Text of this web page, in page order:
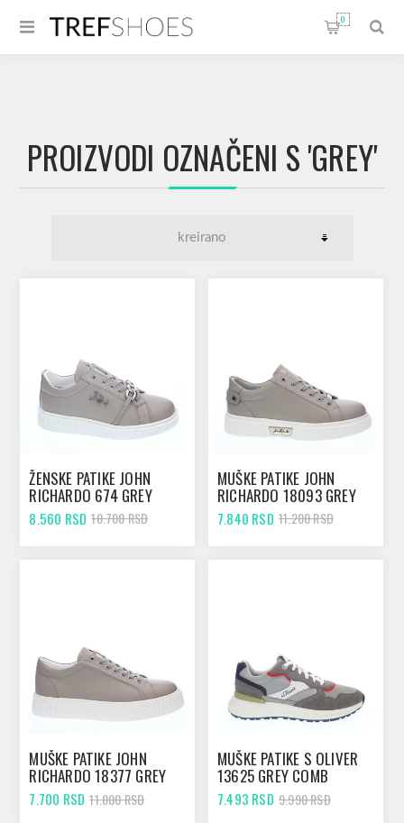
0
PROIZVODI OZNAČENI S 'GREY'
ŽENSKE PATIKE JOHN
RICHARDO 674 GREY
8.560 RSD 10.700 RSD
MUŠKE PATIKE JOHN
RICHARDO 18093 GREY
7.840 RSD 11.200 RSD
MUŠKE PATIKE JOHN
RICHARDO 18377 GREY
7.700 RSD 11.000 RSD
MUŠKE PATIKE S OLIVER
13625 GREY COMB
7.493 RSD 9.990 RSD